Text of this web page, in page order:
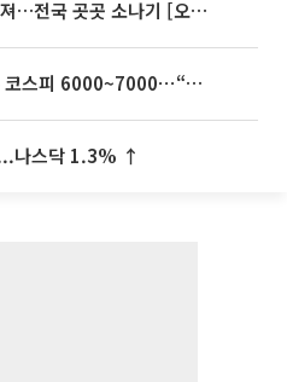
35도 안팎 무더위 이어져…전국 곳곳 소나기 [오늘 날씨]
[주간증시전망] 다음주 코스피 6000~7000⋯“外人 수급은 정책이 변수”
나스닥 1.3% ↑